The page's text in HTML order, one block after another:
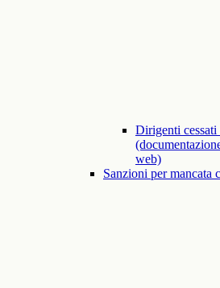
Dirigenti
web)
Sanzioni per mancata